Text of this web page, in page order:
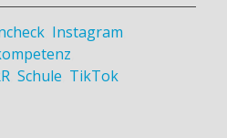
, Instagram
, Schule TikTok